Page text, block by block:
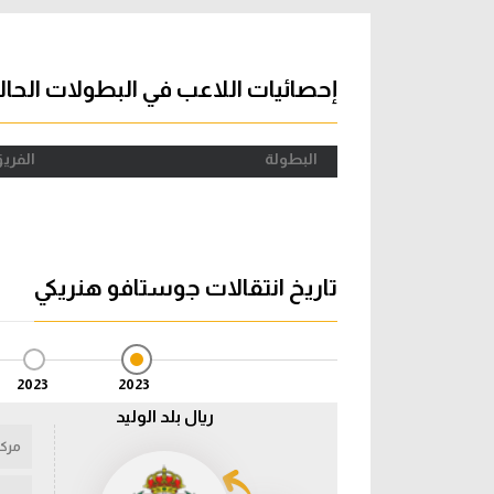
دوري إحصائيات اللاعب في البطولات
البطولة
تاريخ انتقالات جوستافو هنريكي
2023
2023
ريال بلد الوليد